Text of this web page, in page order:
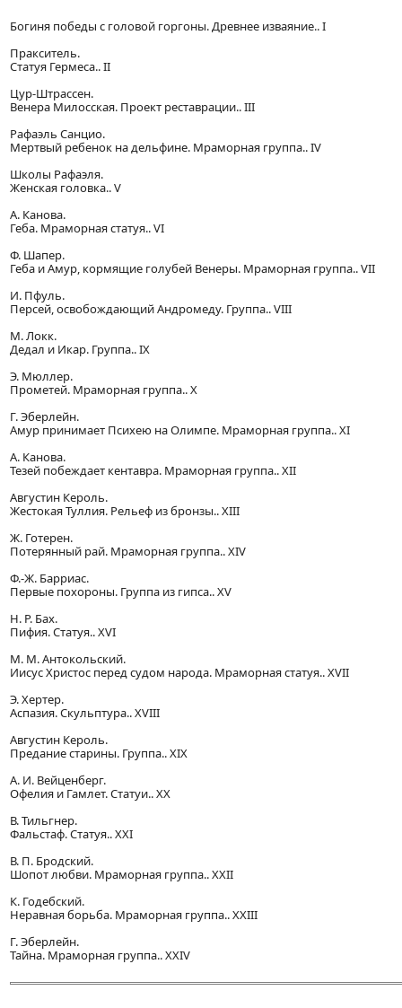
Богиня победы с головой горгоны. Древнее изваяние.. I
Пракситель.
Статуя Гермеса.. II
Цур-Штрассен.
Венера Милосская. Проект реставрации.. III
Рафаэль Санцио.
Мертвый ребенок на дельфине. Мраморная группа.. IV
Школы Рафаэля.
Женская головка.. V
А. Канова.
Геба. Мраморная статуя.. VI
Ф. Шапер.
Геба и Амур, кормящие голубей Венеры. Мраморная группа.. VII
И. Пфуль.
Персей, освобождающий Андромеду. Группа.. VIII
М. Локк.
Дедал и Икар. Группа.. IX
Э. Мюллер.
Прометей. Мраморная группа.. X
Г. Эберлейн.
Амур принимает Психею на Олимпе. Мраморная группа.. XI
А. Канова.
Тезей побеждает кентавра. Мраморная группа.. XII
Августин Кероль.
Жестокая Туллия. Рельеф из бронзы.. XIII
Ж. Готерен.
Потерянный рай. Мраморная группа.. XIV
Ф.-Ж. Барриас.
Первые похороны. Группа из гипса.. XV
H. Р. Бах.
Пифия. Статуя.. XVI
М. М. Антокольский.
Иисус Христос перед судом народа. Мраморная статуя.. XVII
Э. Хертер.
Аспазия. Скульптура.. XVIII
Августин Кероль.
Предание старины. Группа.. XIX
А. И. Вейценберг.
Офелия и Гамлет. Статуи.. XX
В. Тильгнер.
Фальстаф. Статуя.. XXI
В. П. Бродский.
Шопот любви. Мраморная группа.. XXII
К. Годебский.
Неравная борьба. Мраморная группа.. XXIII
Г. Эберлейн.
Тайна. Мраморная группа.. XXIV